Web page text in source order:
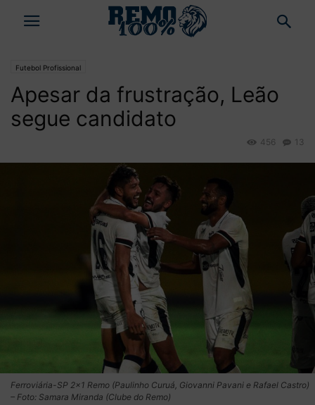
Futebol Profissional
Apesar da frustração, Leão
segue candidato
13
456
Ferroviária-SP 2×1 Remo (Paulinho Curuá, Giovanni Pavani e Rafael Castro)
– Foto: Samara Miranda (Clube do Remo)